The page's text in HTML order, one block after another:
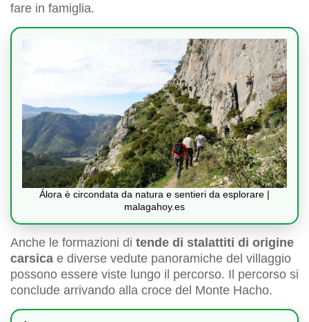
fare in famiglia.
Álora è circondata da natura e sentieri da esplorare |
malagahoy.es
Anche le formazioni di tende di stalattiti di origine
carsica e diverse vedute panoramiche del villaggio
possono essere viste lungo il percorso. Il percorso si
conclude arrivando alla croce del Monte Hacho.